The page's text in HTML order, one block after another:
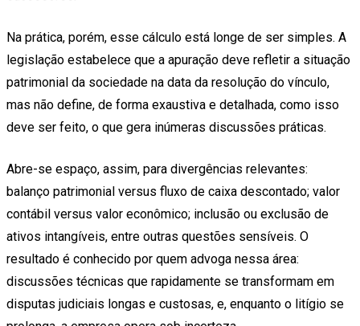
Na prática, porém, esse cálculo está longe de ser simples. A
legislação estabelece que a apuração deve refletir a situação
patrimonial da sociedade na data da resolução do vínculo,
mas não define, de forma exaustiva e detalhada, como isso
deve ser feito, o que gera inúmeras discussões práticas.
Abre-se espaço, assim, para divergências relevantes:
balanço patrimonial versus fluxo de caixa descontado; valor
contábil versus valor econômico; inclusão ou exclusão de
ativos intangíveis, entre outras questões sensíveis. O
resultado é conhecido por quem advoga nessa área:
discussões técnicas que rapidamente se transformam em
disputas judiciais longas e custosas, e, enquanto o litígio se